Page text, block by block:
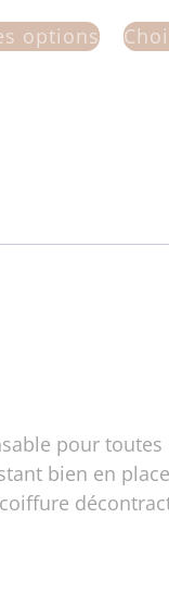
options
pour toutes
bien en